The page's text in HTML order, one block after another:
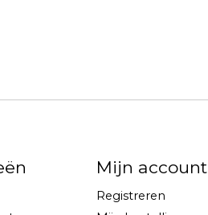
Mijn account
Registreren